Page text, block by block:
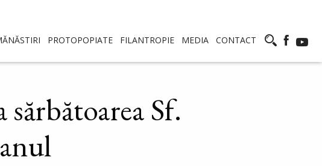
PROTOPOPIATE FILANTROPIE MEDIA CONTACT
Sf.